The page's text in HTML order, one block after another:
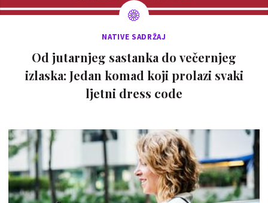
NATIVE SADRŽAJ
Od jutarnjeg sastanka do večernjeg
izlaska: Jedan komad koji prolazi svaki
ljetni dress code